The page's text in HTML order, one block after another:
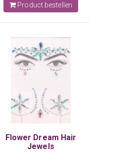
Product bestellen
Flower Dream Hair
Jewels